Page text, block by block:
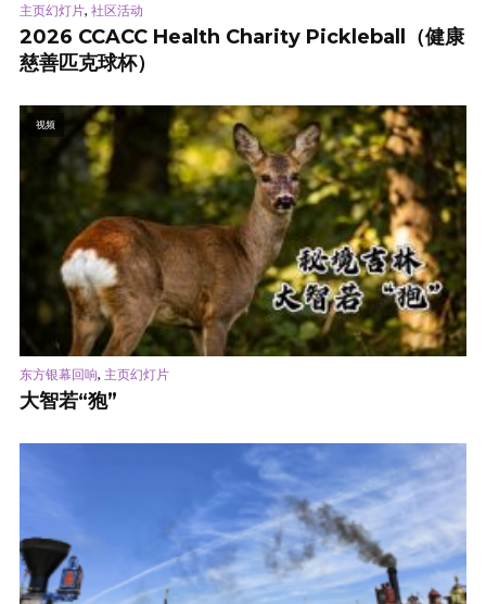
主页幻灯片, 社区活动
2026 CCACC Health Charity Pickleball（健康
慈善匹克球杯）
视频
东方银幕回响, 主页幻灯片
大智若“狍”